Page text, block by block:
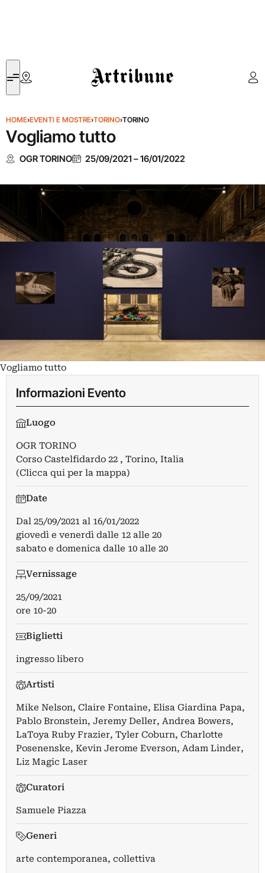
Artribune
HOME›EVENTI E MOSTRE›TORINO›TORINO
Vogliamo tutto
OGR TORINO 25/09/2021 –16/01/2022
Vogliamo tutto
Informazioni Evento
Luogo
OGR TORINO
Corso Castelfidardo 22 , Torino, Italia
(Clicca qui per la mappa)
Date
Dal 25/09/2021 al 16/01/2022
giovedì e venerdì dalle 12 alle 20
sabato e domenica dalle 10 alle 20
Vernissage
25/09/2021
ore 10-20
Biglietti
ingresso libero
Artisti
Mike Nelson, Claire Fontaine, Elisa Giardina Papa,
Pablo Bronstein, Jeremy Deller, Andrea Bowers,
LaToya Ruby Frazier, Tyler Coburn, Charlotte
Posenenske, Kevin Jerome Everson, Adam Linder,
Liz Magic Laser
Curatori
Samuele Piazza
Generi
arte contemporanea, collettiva